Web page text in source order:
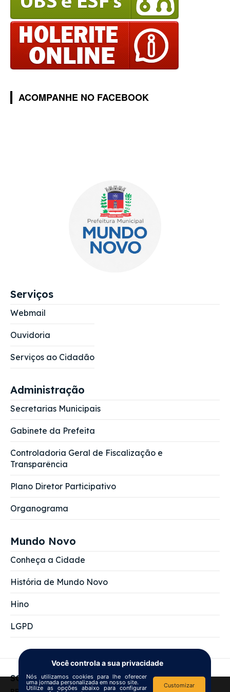
We use cookiesto improve your
ACOMPANHE NO FACEBOOK
Serviços
Webmail
Ouvidoria
Serviços ao Cidadão
Administração
Secretarias Municipais
Gabinete da Prefeita
Controladoria Geral de Fiscalização e
Transparência
Plano Diretor Participativo
Organograma
Mundo Novo
Conheça a Cidade
História de Mundo Novo
Hino
LGPD
SOBRE NÓS
Você controla a sua privacidade
Nós utilizamos cookies para lhe oferecer
uma jornada personalizada em nosso site.
Utilize as opções abaixo para configurar Customizar